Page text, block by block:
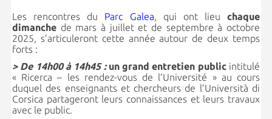
Les rencontres du Parc Galea, qui ont lieuchaque
dimanchede mars à juillet et de septembre à octobre
2025, s’articuleront cette année autour de deux temps
forts :
> De 14h00 à 14h45 :un grand entretien publicintitulé
« Ricerca – les rendez-vous de l’Université » au cours
duquel des enseignants et chercheurs de l’Università di
Corsica partageront leurs connaissances et leurs travaux
avec le public.